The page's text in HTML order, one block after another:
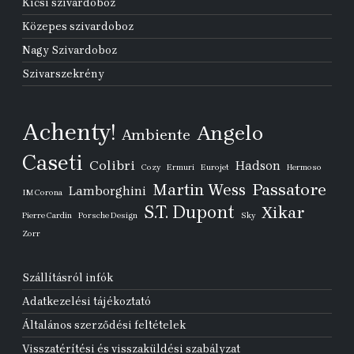
Kicsi szivardoboz
Közepes szivardoboz
Nagy Szivardoboz
Szivarszekrény
Achenty! Ambiente Angelo
Caseti Colibri Cozy Ermuri Eurojet Hadson Hermoso
IM Corona Lamborghini Martin Wess Passatore
Pierre Cardin Porsche Design S.T. Dupont Sky Xikar
Zorr
Szállításról infók
Adatkezelési tájékoztató
Általános szerződési feltételek
Visszatérítési és visszaküldési szabályzat